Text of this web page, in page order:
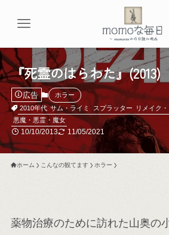
『死霊のはらわた』
広告
ホラー
2010年代 サム・ライミ スプラッター リメイク
悪魔・悪霊・魔女
10/10/2013 11/05/2021
ホーム こんなの観てます ホラー
薬物治療のために訪れた山奥の